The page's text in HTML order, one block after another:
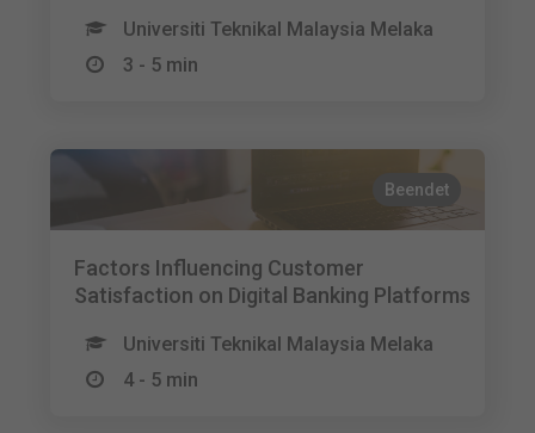
Universiti Teknikal Malaysia Melaka
3 - 5 min
Beendet
Factors Influencing Customer
Satisfaction on Digital Banking Platforms
Universiti Teknikal Malaysia Melaka
4 - 5 min